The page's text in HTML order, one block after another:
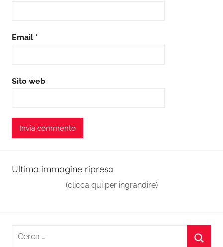
Email *
Sito web
Ultima immagine ripresa
(clicca qui per ingrandire)
Ricerca